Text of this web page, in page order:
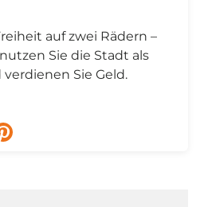
auf zwei Rädern –
Sie die Stadt als
Sie Geld.